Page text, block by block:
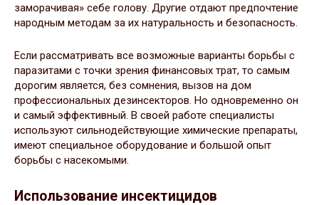
заморачивая» себе голову. Другие отдают предпочтение
народным методам за их натуральность и безопасность.
Если рассматривать все возможные варианты борьбы с
паразитами с точки зрения финансовых трат, то самым
дорогим является, без сомнения, вызов на дом
профессиональных дезинсекторов. Но одновременно он
и самый эффективный. В своей работе специалисты
используют сильнодействующие химические препараты,
имеют специальное оборудование и большой опыт
борьбы с насекомыми.
Использование инсектицидов